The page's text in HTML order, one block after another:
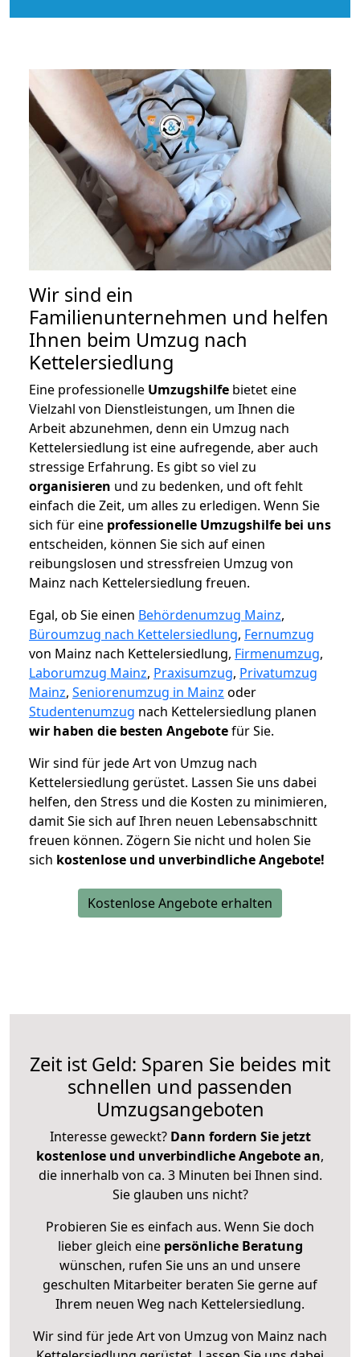
Wir sind ein
Familienunternehmen und helfen
Ihnen beim Umzug nach
Kettelersiedlung
Eine professionelle Umzugshilfe bietet eine
Vielzahl von Dienstleistungen, um Ihnen die
Arbeit abzunehmen, denn ein Umzug nach
Kettelersiedlung ist eine aufregende, aber auch
stressige Erfahrung. Es gibt so viel zu
organisieren und zu bedenken, und oft fehlt
einfach die Zeit, um alles zu erledigen. Wenn Sie
sich für eine professionelle Umzugshilfe bei uns
entscheiden, können Sie sich auf einen
reibungslosen und stressfreien Umzug von
Mainz nach Kettelersiedlung freuen.
Egal, ob Sie einen Behördenumzug Mainz,
Büroumzug nach Kettelersiedlung, Fernumzug
von Mainz nach Kettelersiedlung, Firmenumzug,
Laborumzug Mainz, Praxisumzug, Privatumzug
Mainz, Seniorenumzug in Mainz oder
Studentenumzug nach Kettelersiedlung planen
wir haben die besten Angebotefür Sie.
Wir sind für jede Art von Umzug nach
Kettelersiedlung gerüstet. Lassen Sie uns dabei
helfen, den Stress und die Kosten zu minimieren,
damit Sie sich auf Ihren neuen Lebensabschnitt
freuen können. Zögern Sie nicht und holen Sie
sich kostenlose und unverbindliche Angebote!
Kostenlose Angebote erhalten
Zeit ist Geld: Sparen Sie beides mit
schnellen und passenden
Umzugsangeboten
Interesse geweckt? Dann fordern Sie jetzt
kostenlose und unverbindliche Angebote an,
die innerhalb von ca. 3 Minuten bei Ihnen sind.
Sie glauben uns nicht?
Probieren Sie es einfach aus. Wenn Sie doch
lieber gleich eine persönliche Beratung
wünschen, rufen Sie uns an und unsere
geschulten Mitarbeiter beraten Sie gerne auf
Ihrem neuen Weg nach Kettelersiedlung.
Wir sind für jede Art von Umzug von Mainz nach